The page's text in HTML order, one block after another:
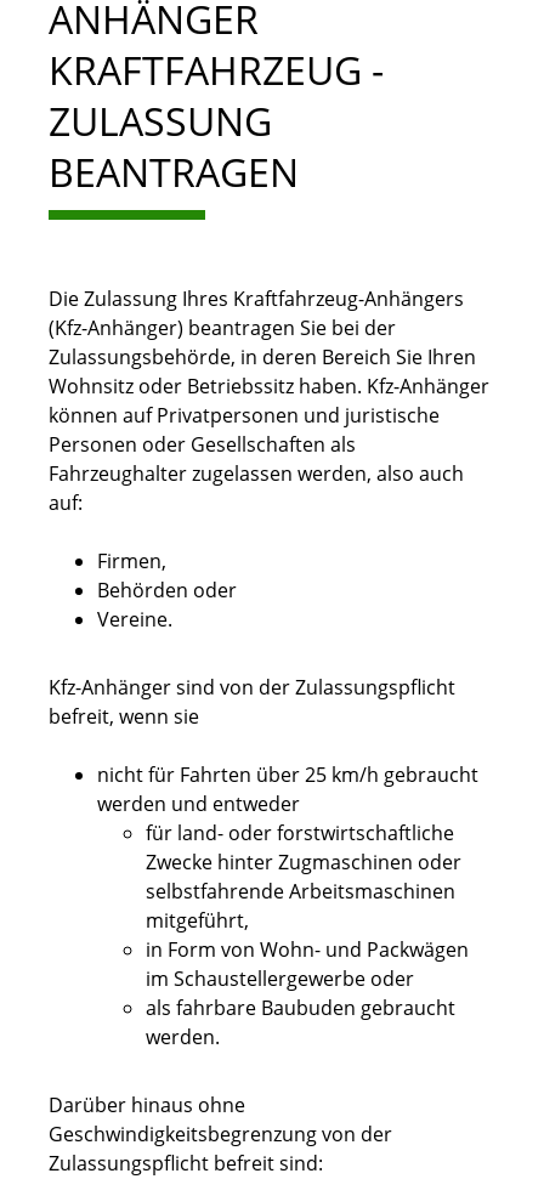
ANHÄNGER
KRAFTFAHRZEUG -
ZULASSUNG
BEANTRAGEN
Die Zulassung Ihres Kraftfahrzeug-Anhängers
(Kfz-Anhänger) beantragen Sie bei der
Zulassungsbehörde, in deren Bereich Sie Ihren
Wohnsitz oder Betriebssitz haben. Kfz-Anhänger
können auf Privatpersonen und juristische
Personen oder Gesellschaften als
Fahrzeughalter zugelassen werden, also auch
auf:
Firmen,
Behörden oder
Vereine.
Kfz-Anhänger sind von der Zulassungspflicht
befreit, wenn sie
nicht für Fahrten über 25 km/h gebraucht
werden und entweder
für land- oder forstwirtschaftliche
Zwecke hinter Zugmaschinen oder
selbstfahrende Arbeitsmaschinen
mitgeführt,
in Form von Wohn- und Packwägen
im Schaustellergewerbe oder
als fahrbare Baubuden gebraucht
werden.
Darüber hinaus ohne
Geschwindigkeitsbegrenzung von der
Zulassungspflicht befreit sind: